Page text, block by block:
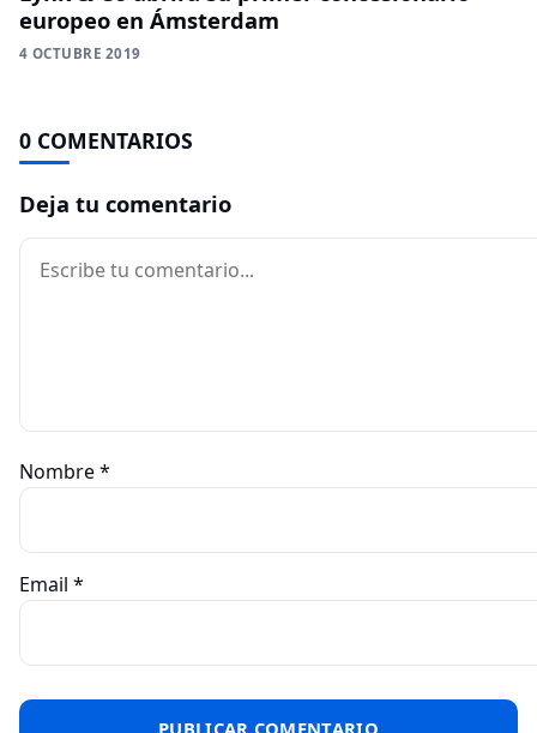
europeo en Ámsterdam
4 OCTUBRE 2019
0 COMENTARIOS
Deja tu comentario
Comentario
Nombre*
Email *